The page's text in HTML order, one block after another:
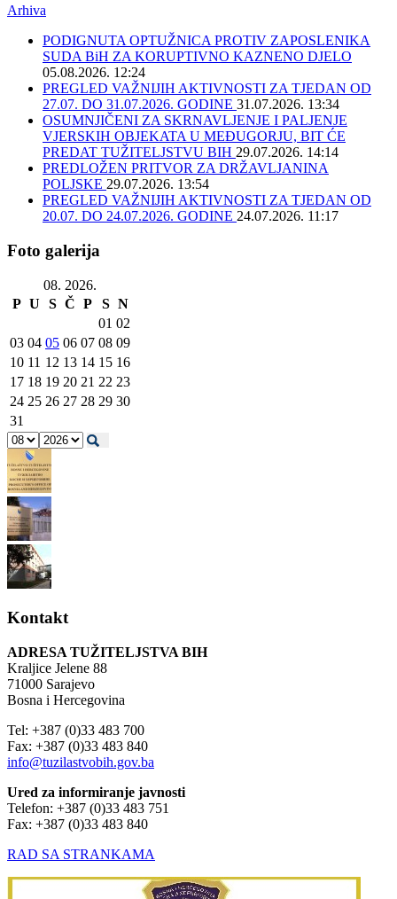
Arhiva
PODIGNUTA OPTUŽNICA PROTIV ZAPOSLENIKA
SUDA BiH ZA KORUPTIVNO KAZNENO DJELO
05.08.2026. 12:24
PREGLED VAŽNIJIH AKTIVNOSTI ZA TJEDAN OD
27.07. DO 31.07.2026. GODINE 31.07.2026. 13:34
OSUMNJIČENI ZA SKRNAVLJENJE I PALJENJE
VJERSKIH OBJEKATA U MEĐUGORJU, BIT ĆE
PREDAT TUŽITELJSTVU BIH 29.07.2026. 14:14
PREDLOŽEN PRITVOR ZA DRŽAVLJANINA
POLJSKE 29.07.2026. 13:54
PREGLED VAŽNIJIH AKTIVNOSTI ZA TJEDAN OD
20.07. DO 24.07.2026. GODINE 24.07.2026. 11:17
Foto galerija
08. 2026.
P U S Č P S N
01 02
03 04 05 06 07 08 09
10 11 12 13 14 15 16
17 18 19 20 21 22 23
24 25 26 27 28 29 30
31
Kontakt
ADRESA TUŽITELJSTVA BIH
Kraljice Jelene 88
71000 Sarajevo
Bosna i Hercegovina
Tel: +387 (0)33 483 700
Fax: +387 (0)33 483 840
info@tuzilastvobih.gov.ba
Ured za informiranje javnosti
Telefon: +387 (0)33 483 751
Fax: +387 (0)33 483 840
RAD SA STRANKAMA